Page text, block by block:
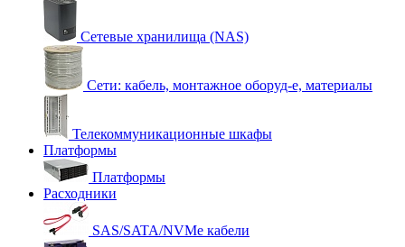
Сетевые хранилища (NAS)
Сети: кабель, монтажное оборуд-е, материалы
Телекоммуникационные шкафы
Платформы
Платформы
Расходники
SAS/SATA/NVMe кабели